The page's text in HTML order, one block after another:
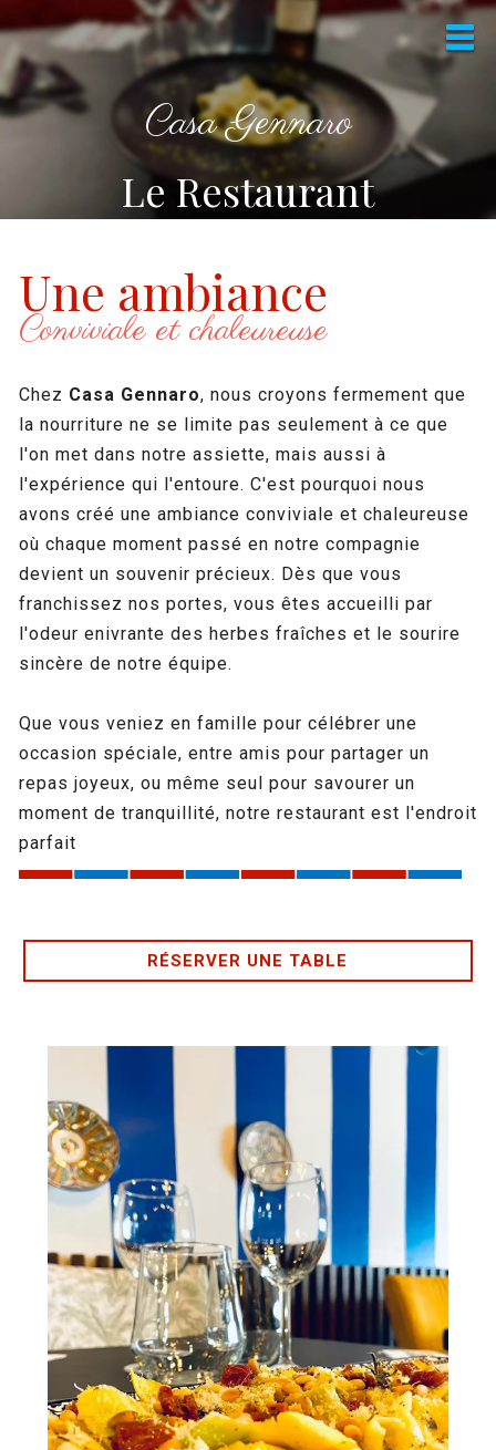
Casa Gennaro
Le Restaurant
Une ambiance
Conviviale et chaleureuse
Chez Casa Gennaro, nous croyons fermement que
la nourriture ne se limite pas seulement à ce que
l'on met dans notre assiette, mais aussi à
l'expérience qui l'entoure. C'est pourquoi nous
avons créé une ambiance conviviale et chaleureuse
où chaque moment passé en notre compagnie
devient un souvenir précieux. Dès que vous
franchissez nos portes, vous êtes accueilli par
l'odeur enivrante des herbes fraîches et le sourire
sincère de notre équipe.
Que vous veniez en famille pour célébrer une
occasion spéciale, entre amis pour partager un
repas joyeux, ou même seul pour savourer un
moment de tranquillité, notre restaurant est l'endroit
parfait
RÉSERVER UNE TABLE